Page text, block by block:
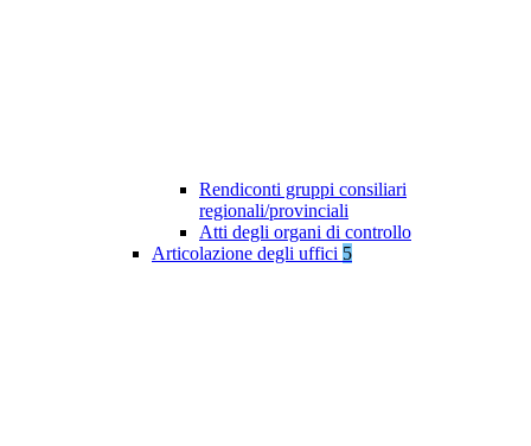
Rendiconti gruppi consiliari
regionali/provinciali
Atti degli organi di controllo
Articolazione degli uffici 5